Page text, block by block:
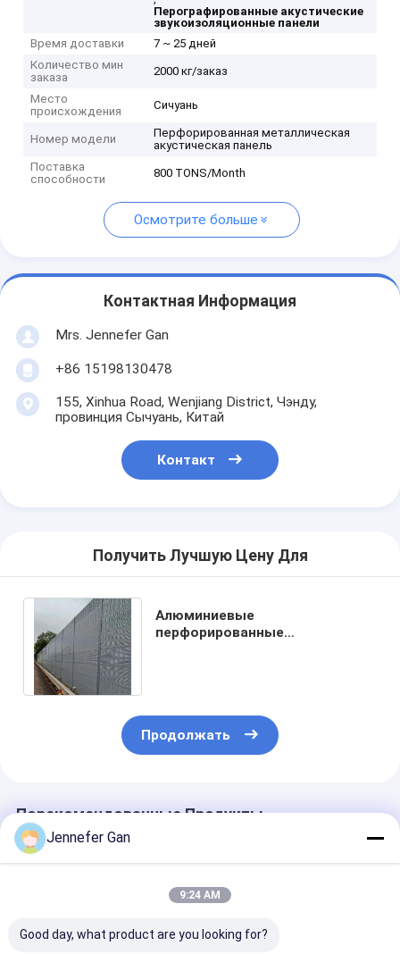
Перографированные акустические
звукоизоляционные панели
Время доставки
7 ~ 25 дней
Количество мин
заказа
2000 кг/заказ
Место
происхождения
Сичуань
Номер модели
Перфорированная металлическая
акустическая панель
Поставка
способности
800 TONS/Month
Осмотрите больше
Контактная Информация
Mrs. Jennefer Gan
+86 15198130478
155, Xinhua Road, Wenjiang District, Чэнду,
провинция Сычуань, Китай
Контакт
Получить Лучшую Цену Для
Алюминиевые
перфорированные
Продолжать
Порекомендованные Продукты
Jennefer Gan
9:24 AM
Good day, what product are you looking for?